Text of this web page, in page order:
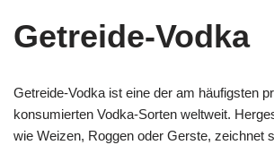
Getreide-Vodka
Getreide-Vodka ist eine der am häufigsten
konsumierten Vodka-Sorten weltweit.
wie Weizen, Roggen oder Gerste, zeichnet